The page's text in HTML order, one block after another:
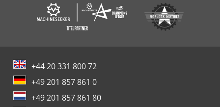
+44 20 331 800 72
+49 201 857 861 0
+49 201 857 861 80